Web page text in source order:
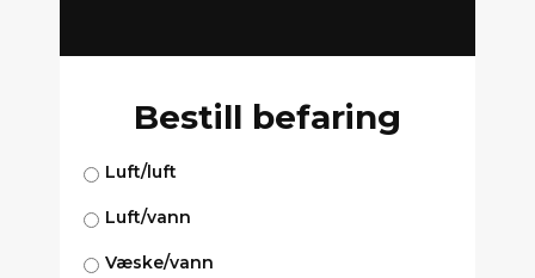
Bestill befaring
Luft/luft
Luft/vann
Væske/vann